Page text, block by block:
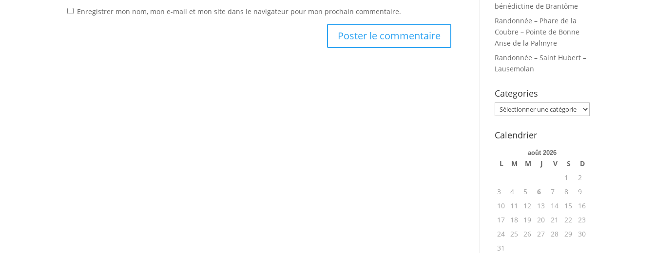
Enregistrer mon nom, mon e-mail et mon site dans le navigateur pour mon prochain commentaire.
bénédictine de Brantôme
Randonnée – Phare de la
Coubre – Pointe de Bonne
Anse de la Palmyre
Randonnée – Saint Hubert –
Lausemolan
Categories
Categories
Calendrier
août 2026
L M M J V S
D
1
2
3
4 5 6 7 8
9
10
11 12 13 14 15
16
17
18 19 20 21 22
23
24 25 26 27 28 29
30
31